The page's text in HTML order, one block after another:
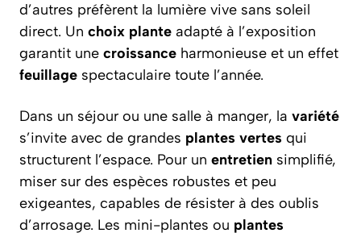
d’autres préfèrent la lumière vive sans soleil
direct. Un choix plante adapté à l’exposition
garantit une croissance harmonieuse et un effet
feuillage spectaculaire toute l’année.
Dans un séjour ou une salle à manger, la variété
s’invite avec de grandes plantes vertes qui
structurent l’espace. Pour un entretien simplifié,
miser sur des espèces robustes et peu
exigeantes, capables de résister à des oublis
d’arrosage. Les mini-plantes ou plantes